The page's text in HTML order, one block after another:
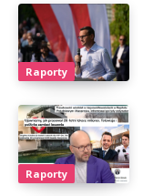
Raporty
Raporty